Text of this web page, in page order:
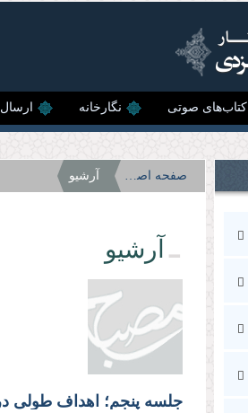
کتاب‌های صوتی نگارخانه
صفحه اصلی آرشیو
آرشیو
جلسه پنجم؛ اهداف طولی